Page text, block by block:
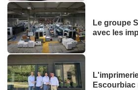
Le groupe
avec les
Escourbiac